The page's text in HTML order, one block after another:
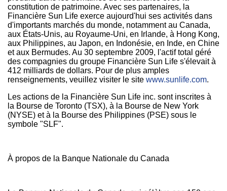
constitution de patrimoine. Avec ses partenaires, la
Financière Sun Life exerce aujourd'hui ses activités dans
d'importants marchés du monde, notamment au Canada,
aux États-Unis, au Royaume-Uni, en Irlande, à Hong Kong,
aux Philippines, au Japon, en Indonésie, en Inde, en Chine
et aux Bermudes. Au 30 septembre 2009, l'actif total géré
des compagnies du groupe Financière Sun Life s'élevait à
412 milliards de dollars. Pour de plus amples
renseignements, veuillez visiter le site www.sunlife.com.
Les actions de la Financière Sun Life inc. sont inscrites à
la Bourse de Toronto (TSX), à la Bourse de New York
(NYSE) et à la Bourse des Philippines (PSE) sous le
symbole "SLF".
À propos de la Banque Nationale du Canada